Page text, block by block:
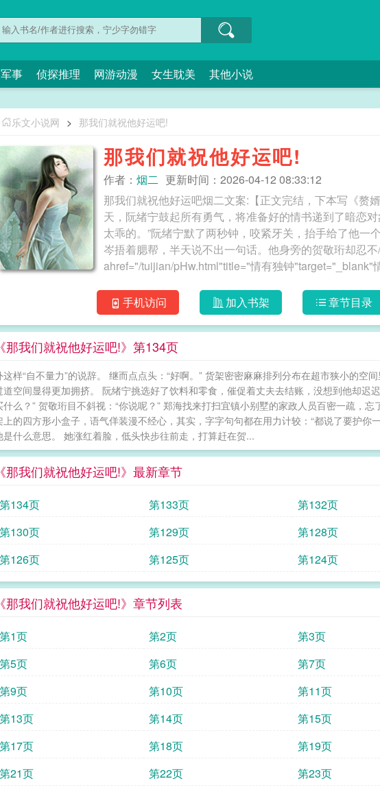
事 侦探推理 网游动漫 女生耽美 其他小说
乐文小说网 > 那我们就祝他好运吧!
那我们就祝他好运吧!
作者： 烟二 更新时间：2026-04-12 08:33:12
那我们就祝他好运吧烟二文案:【正文完结，下本写《赘
天，阮绪宁鼓起所有勇气，将准备好的情书递到了暗恋
太乖的。”阮绪宁默了两秒钟，咬紧牙关，抬手给了他一
岑捂着腮帮，半天说不出一句话。他身旁的贺敬珩却忍不
ahref="/tuijian/pHw.html"title="情有独钟
爱/a/pahref="/read/138306/1.html"title="那我们就祝他好
载/aarel="nofollow"id="addsj"加入书架/a/
手机访问 加入书架 章节目录
《那我们就祝他好运吧!》第134页
这样“自不量力”的说辞。 继而点点头：“好啊。” 货架密密麻麻排列分布在超市狭小的空
道空间显得更加拥挤。 阮绪宁挑选好了饮料和零食，催促着丈夫去结账，没想到他却迟
什么？” 贺敬珩目不斜视：“你说呢？” 郑海找来打扫宜镇小别墅的家政人员百密一疏，
上的四方形小盒子，语气佯装漫不经心，其实，字字句句都在用力计较：“都说了要护你
是什么意思。 她涨红着脸，低头快步往前走，打算赶在贺...
《那我们就祝他好运吧!》最新章节
第134页 第133页 第132页
第130页
第129页 第128页
第126页
第125页 第124页
《那我们就祝他好运吧!》章节列表
第1页 第2页 第3页
第5页
第6页 第7页
第9页
第10页 第11页
第13页
第14页 第15页
第17页
第18页 第19页
第21页
第22页 第23页